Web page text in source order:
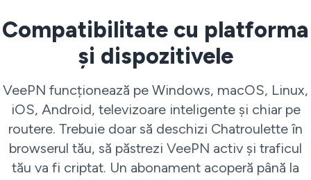
Compatibilitate cu platforma
și dispozitivele
VeePN funcționează pe Windows, macOS, Linux,
iOS, Android, televizoare inteligente și chiar pe
routere. Trebuie doar să deschizi Chatroulette în
browserul tău, să păstrezi VeePN activ și traficul
tău va fi criptat. Un abonament acoperă până la